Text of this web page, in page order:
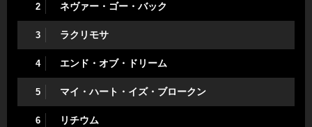
2 ネヴァー・ゴー・バック
3 ラクリモサ
4 エンド・オブ・ドリーム
5 マイ・ハート・イズ・ブロークン
6 リチウム